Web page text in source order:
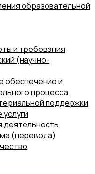
образовательной
и требования
(научно-
обеспечение и
процесса
поддержки
деятельность
(перевода)